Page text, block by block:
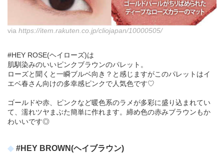
via https://item.rakuten.co.jp/cliojapan/10000505/
#HEY ROSE(ヘイローズ)は
肌馴染みのいいピンクブラウンのパレット。
ローズと聞くと一瞬ブルベ向き？と感じますがこのパレットはイ
エベ春さん向けの多幸感ピンクで人気色です♡
ゴールドや赤、ピンクなど暖色系のラメが多彩に盛り込まれてい
て、濡れツヤまぶた簡単に作れます。締め色の赤みブラウンもか
わいいです◎
#HEY BROWN(ヘイブラウン)